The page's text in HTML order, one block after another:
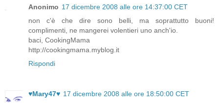
Anonimo 17 dicembre 2008 alle ore 14:37:00 CET
non c'è che dire sono belli, ma soprattutto buoni!
complimenti, ne mangerei volentieri uno anch'io.
baci, CookingMama
http://cookingmama.myblog.it
Rispondi
♥Mary47♥ 17 dicembre 2008 alle ore 18:50:00 CET